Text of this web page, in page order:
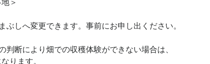
しへ変更できます。事前にお申し出ください。
断により畑での収穫体験ができない場合は、
ります。